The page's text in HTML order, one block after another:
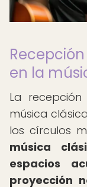
en la
La
música
los círculos
música
espacios
proyección